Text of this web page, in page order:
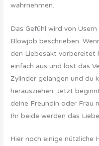
wahrnehmen.
Das Gefühl wird von
Blowjob beschrieben.
den Liebesakt vorbereitet
einfach aus und löst das
Zylinder gelangen und du
herausziehen. Jetzt
deine Freundin oder Frau
Ihr beide werden das
Hier noch einige nützliche